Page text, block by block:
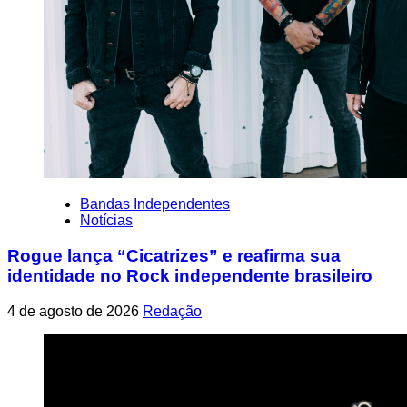
Bandas Independentes
Notícias
Rogue lança “Cicatrizes” e reafirma sua
identidade no Rock independente brasileiro
4 de agosto de 2026 Redação